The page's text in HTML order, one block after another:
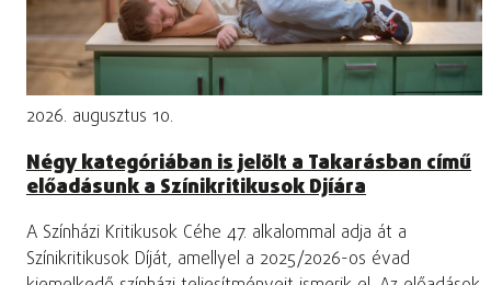
2026. augusztus 10.
Négy kategóriában is jelölt a Takarásban című
előadásunk a Színikritikusok Djíára
A Színházi Kritikusok Céhe 47. alkalommal adja át a
Színikritikusok Díját, amellyel a 2025/2026-os évad